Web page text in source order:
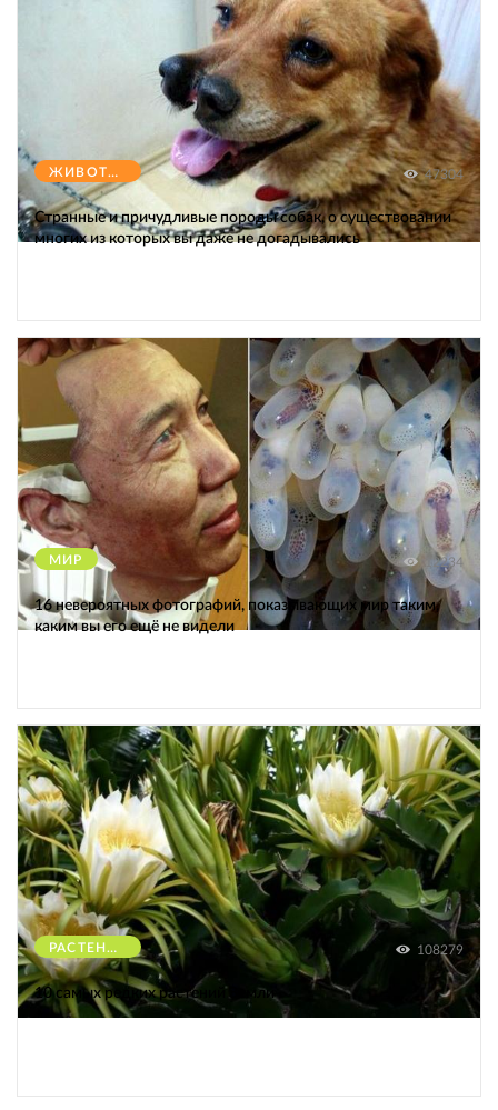
ЖИВОТНЫЕ 47304
Странные и причудливые породы собак, о существовании
многих из которых вы даже не догадывались
МИР 12234
16 невероятных фотографий, показывающих мир таким,
каким вы его ещё не видели
РАСТЕНИЯ 108279
10 самых редких растений Земли